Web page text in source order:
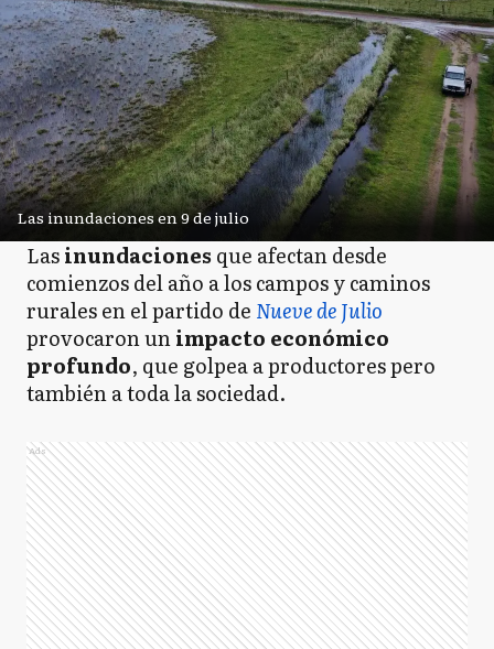
Las inundaciones en 9 de julio
Lasinundaciones que afectan desde
comienzos del año a los campos y caminos
rurales en el partido de Nueve de Julio
provocaron unimpacto económico
profundo, que golpea a productores pero
también a toda la sociedad.
Ads